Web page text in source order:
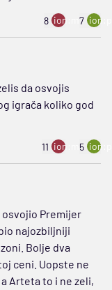
8 ion:minus
7
da osvojis
igrača koliko god
11 ion:minus
5
Premijer
najozbiljniji
Bolje dva
ceni. Uopste ne
Arteta to i ne zeli,